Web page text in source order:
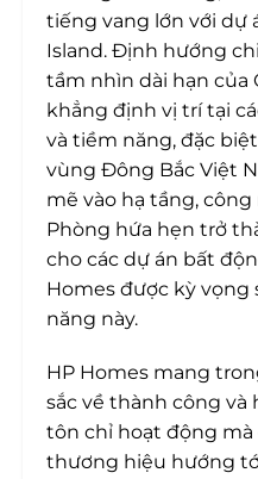
tiếng vang lớn với dự
Island. Định hướng
tầm nhìn dài hạn của
khẳng định vị trí tại
và tiềm năng, đặc
vùng Đông Bắc Việt
mẽ vào hạ tầng,
Phòng hứa hẹn trở
cho các dự án bất
Homes được kỳ vọng
năng này.
HP Homes mang
sắc về thành công và
tôn chỉ hoạt động mà
thương hiệu hướng